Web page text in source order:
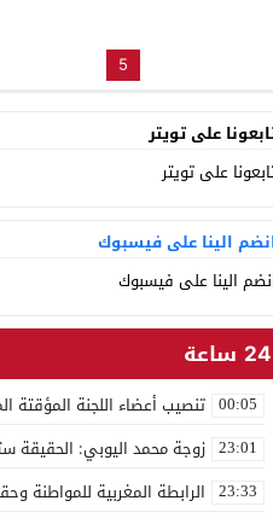
5
على تويتر
على تويتر
الينا على فيسبوك
الينا على فيسبوك
24 ساعة
00:05 تنصيب أعضاء اللجنة المؤقتة
23:01 زوجة محمد اليوبي: الحقيقة
23:33 الرابطة المغربية للمواطنة